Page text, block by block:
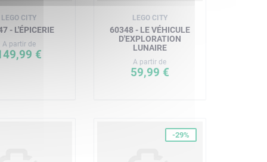
LEGO CITY
- L'ÉPICERIE
A partir de
€
LEGO CITY
60348 - LE VÉHICULE
D'EXPLORATION
LUNAIRE
A partir de
59,99 €
-29%